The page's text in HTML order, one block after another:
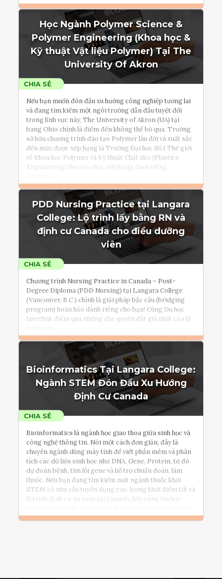
Đọc thêm
Tham vấn Interlink
Học Ngành Polymer Science &
Polymer Engineering (Khoa học &
Kỹ thuật Vật liệu Polymer) Tại The
University Of Akron
Nếu bạn muốn đón đầu xu hướng công nghiệp tương lai
và đang tìm kiếm một ngôi trường dẫn đầu tuyệt đối
trong lĩnh vực này, The University of Akron (UA) tại
bang Ohio chính là điểm đến không thể bỏ qua. Trường
sở hữu chương trình đào tạo Polymer lâu đời và xuất sắc
đến mức được xếp hạng là Trường Đại học Số 1 Thế giới
về Khoa học Polymer và Kỹ thuật Chất dẻo (Plastics
Engineering) theo tổ chức xếp hạng danh tiếng
Đọc thêm
Tham vấn Interlink
PDD Nursing Practice tại Langara
College: Lộ trình lấy bằng RN và
định cư Canada cho điều dưỡng
viên
Chương trình Nursing Practice in Canada – Post-
Degree Diploma (PDD Nursing) tại Langara College
(Vancouver, B.C.) chính là giải pháp bắc cầu (bridging
program) hoàn hảo dành riêng cho bạn! Cùng Du học
Interlink điểm qua những đặc quyền đắt giá nhất của lộ
Đọc thêm
Tham vấn Interlink
Bioinformatics Tại Langara College:
Ngành STEM Đón Đầu Xu Hướng
Định Cư Canada
Bioinformatics là ngành học giao thoa giữa sinh học và
công nghệ thông tin. Nói một cách đơn giản, đây là
chuyên ngành dùng máy tính để viết phần mềm và phân
tích các dữ liệu sinh học như DNA, Gene, Protein, từ đó
dự đoán bệnh, tìm lỗi gene và hỗ trợ chuẩn đoán, làm
thuốc. Nếu bạn đang tìm kiếm một ngành thuộc khối
STEM có nhu cầu tuyển dụng cao, lương khởi điểm tốt và
lộ trình định cư an toàn tại Canada, hãy cùng Du học